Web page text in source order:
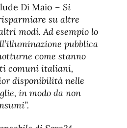
Di Maio – Si
su altre
modi. Ad esempio lo
pubblica
come stanno
comuni italiani,
disponibilità nelle
in modo da non